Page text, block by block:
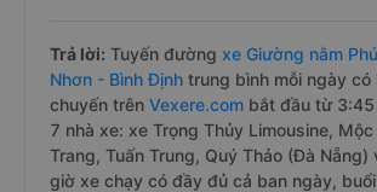
Trả lời: Tuyến đường xe Giường nằm
Nhơn - Bình Định trung bình mỗi ngày có
chuyến trên Vexere.com bắt đầu từ
7 nhà xe: xe Trọng Thủy Limousine,
Trang, Tuấn Trung, Quý Thảo (Đà Nẵng)
giờ xe chạy có đầy đủ cả ban ngày,